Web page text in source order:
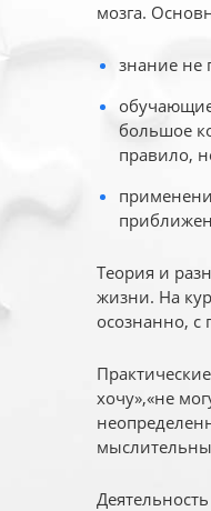
мозга.
знание не
большое
правило,
Теория и
жизни. На
осознанно,
хочу»,«не